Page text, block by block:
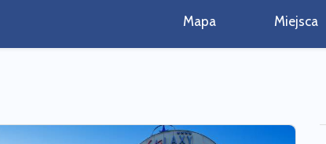
Mapa Miejsca